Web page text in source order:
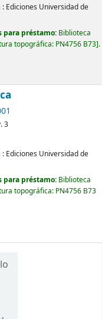
: Ediciones Universidad de
préstamo: Biblioteca
topográfica: PN4756 B73 .
3
: Ediciones Universidad de
préstamo: Biblioteca
topográfica: PN4756 B73